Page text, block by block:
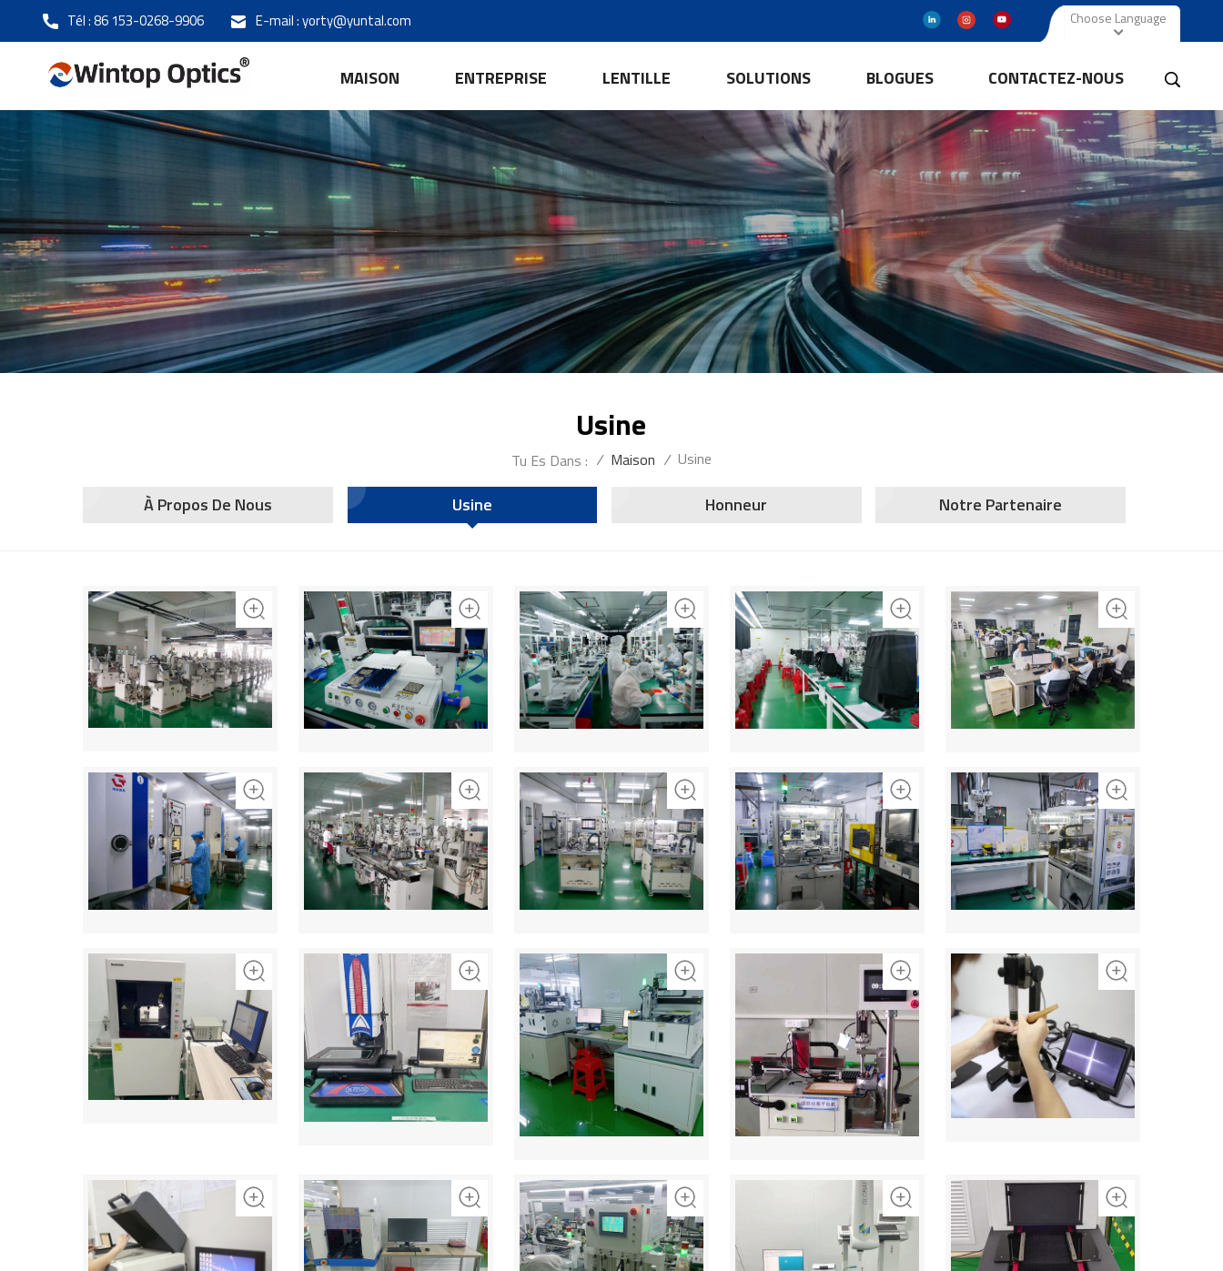
Tél :86 153-0268-9906 E-mail :yorty@yuntal.com Choose Language
MAISON ENTREPRISE LENTILLE SOLUTIONS BLOGUES CONTACTEZ-NOUS
Usine
Tu Es Dans : / Maison / Usine
À Propos De Nous Usine Honneur Notre Partenaire